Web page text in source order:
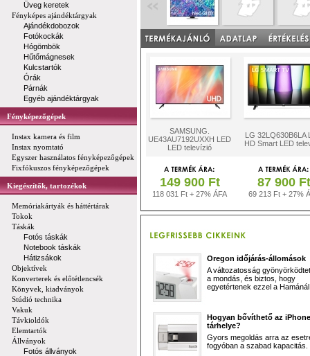
Üveg keretek
Fényképes ajándéktárgyak
Ajándékdobozok
Fotókockák
Hógömbök
Hűtőmágnesek
Kulcstartók
Órák
Párnák
Egyéb ajándéktárgyak
Fényképezőgépek
Instax kamera és film
Instax nyomtató
Egyszer használatos fényképezőgépek
Fixfókuszos fényképezőgépek
Kiegészítők, tartozékok
Memóriakártyák és háttértárak
Tokok
Táskák
Fotós táskák
Notebook táskák
Hátizsákok
Objektívek
Konverterek és előtétlencsék
Könyvek, kiadványok
Stúdió technika
Vakuk
Távkioldók
Elemtartók
Állványok
Fotós állványok
SAMSUNG.
UE43AU7192UXXH LED
LED televízió
LG 32LQ630B6LA
HD Smart LED
149 900 Ft
118 031 Ft + 27% ÁFA
87 900 Ft
69 213 Ft + 27%
Oregon időjárás-állomások
A változatosság
a mondás, és biztos, hogy
egyetértenek ezzel a
Hogyan bővíthető az iPhone
tárhelye?
Gyors megoldás arra az
fogyóban a szabad kapacitás.